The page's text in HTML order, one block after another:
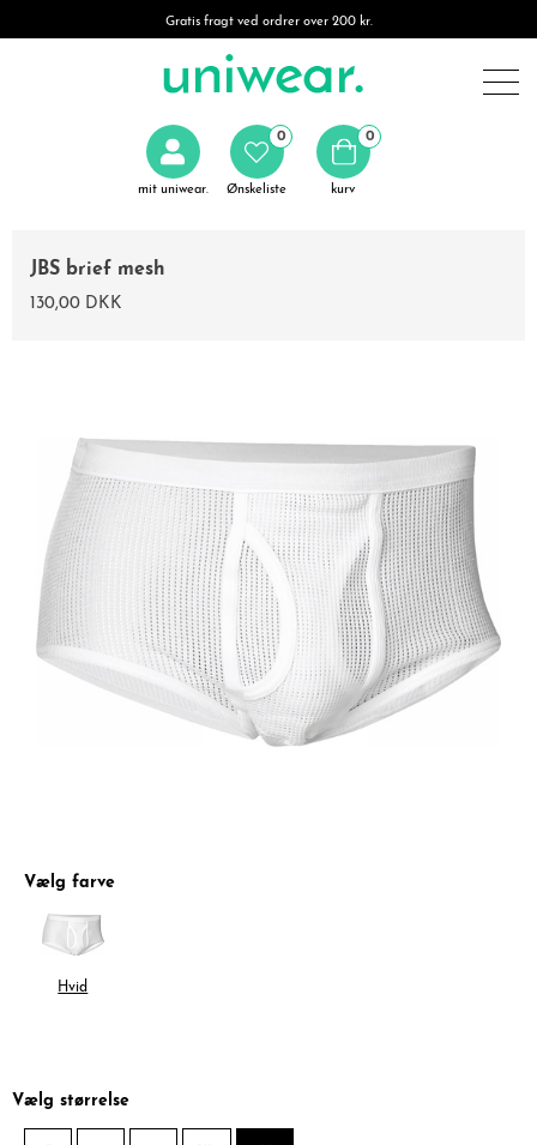
Gratis fragt ved ordrer over 200 kr.
mit uniwear. Ønskeliste
0 0
kurv
JBS brief mesh
130,00 DKK
Vælg farve
Hvid
Vælg størrelse